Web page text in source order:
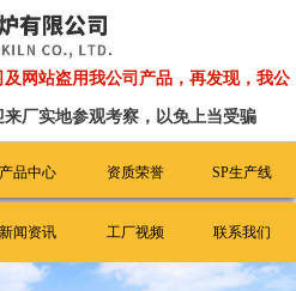
网站盗用我公司产品，再发现，我公
厂实地参观考察，以免上当受骗
产品中心 资质荣誉 SP生产线
新闻资讯 工厂视频 联系我们